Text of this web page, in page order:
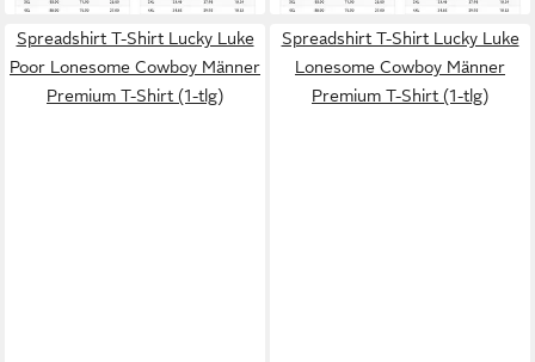
Spreadshirt T-Shirt Lucky Luke
Poor Lonesome Cowboy Männer
Premium T-Shirt (1-tlg)
Spreadshirt T-Shirt Lucky Luke
Lonesome Cowboy Männer
Premium T-Shirt (1-tlg)